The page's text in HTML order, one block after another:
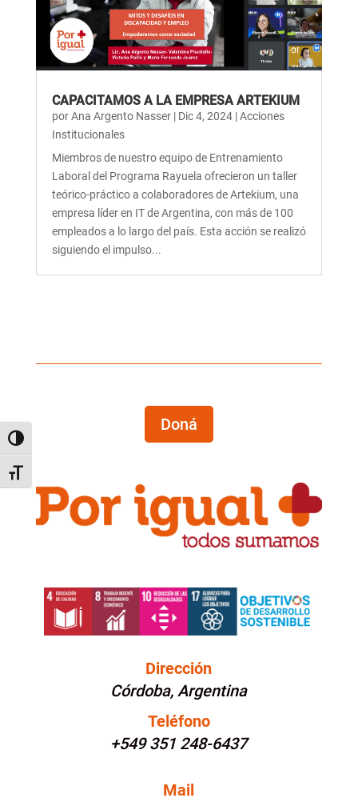
Alternar alto contraste
Alternar tamaño de letra
CAPACITAMOS A LA EMPRESA ARTEKIUM
porAna Argento Nasser| Dic 4, 2024|Acciones
Institucionales
Miembros de nuestro equipo de Entrenamiento
Laboral del Programa Rayuela ofrecieron un taller
teórico-práctico a colaboradores de Artekium, una
empresa líder en IT de Argentina, con más de 100
empleados a lo largo del país. Esta acción se realizó
siguiendo el impulso...
Doná
Dirección
Córdoba, Argentina
Teléfono
+549 351 248-6437
Mail